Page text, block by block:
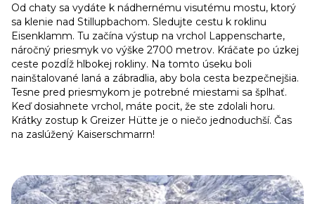
Od chaty sa vydáte k nádhernému visutému mostu, ktorý
sa klenie nad Stillupbachom. Sledujte cestu k roklinu
Eisenklamm. Tu začína výstup na vrchol Lappenscharte,
náročný priesmyk vo výške 2700 metrov. Kráčate po úzkej
ceste pozdĺž hlbokej rokliny. Na tomto úseku boli
nainštalované laná a zábradlia, aby bola cesta bezpečnejšia.
Tesne pred priesmykom je potrebné miestami sa šplhať.
Keď dosiahnete vrchol, máte pocit, že ste zdolali horu.
Krátky zostup k Greizer Hütte je o niečo jednoduchší. Čas
na zaslúžený Kaiserschmarrn!